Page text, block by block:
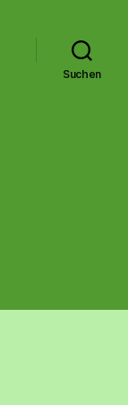
Suchen